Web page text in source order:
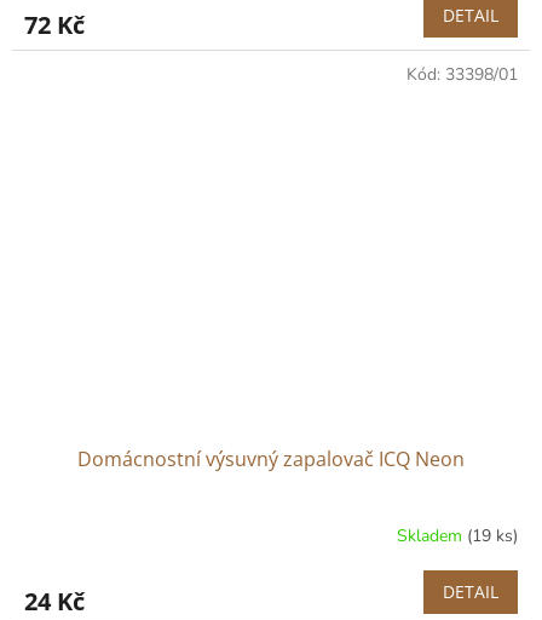
72 Kč DETAIL
Domácnostní výsuvný zapalovač ICQ Neon
Skladem (19 ks)
24 Kč DETAIL
Kód: 33398/01